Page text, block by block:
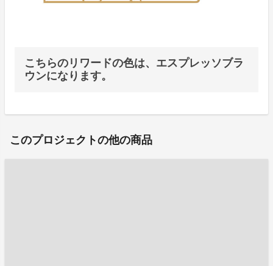
こちらのリワードの色は、エスプレッソブラ
ウンになります。
このプロジェクトの他の商品